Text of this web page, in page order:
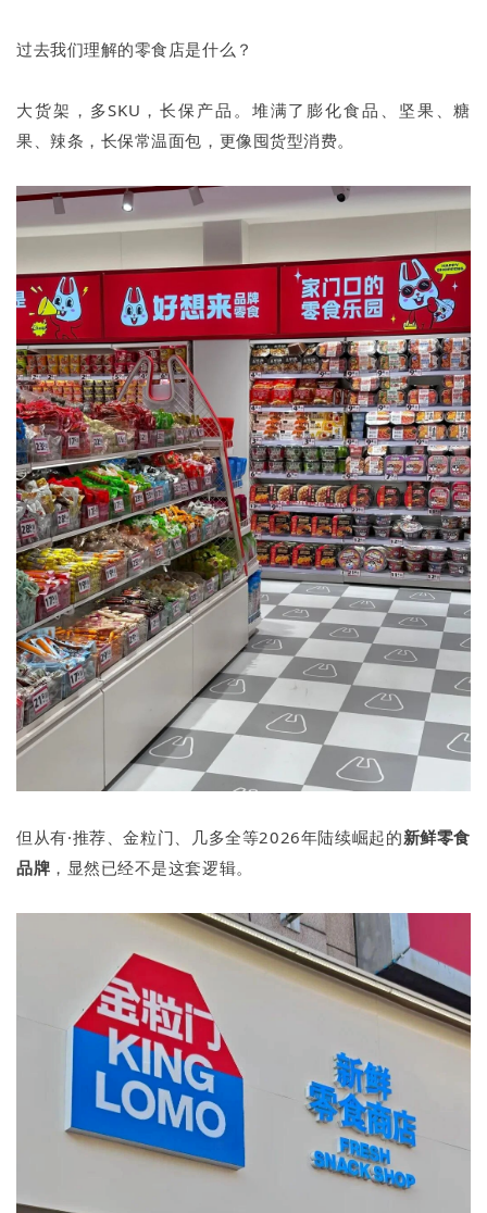
过去我们理解的零食店是什么？
大货架，多SKU，长保产品。堆满了膨化食品、坚果、糖
果、辣条，长保常温面包，更像囤货型消费。
但从有·推荐、金粒门、几多全等2026年陆续崛起的新鲜零食
品牌 ，显然已经不是这套逻辑。